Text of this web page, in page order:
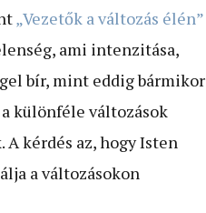
„Vezetők a változás élén”
ami intenzitása,
bír, mint eddig bármikor
különféle változások
kérdés az, hogy Isten
a változásokon